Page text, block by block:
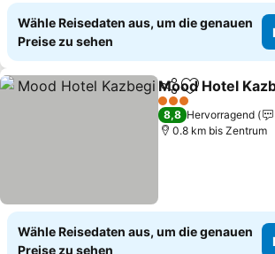
Wähle Reisedaten aus, um die genauen
Preise zu sehen
TeilenZu Favoriten
Mood Hotel
3 Sterne
8,8 Hervorragend
0.8 km bis Zentrum
Wähle Reisedaten aus, um die genauen
Preise zu sehen